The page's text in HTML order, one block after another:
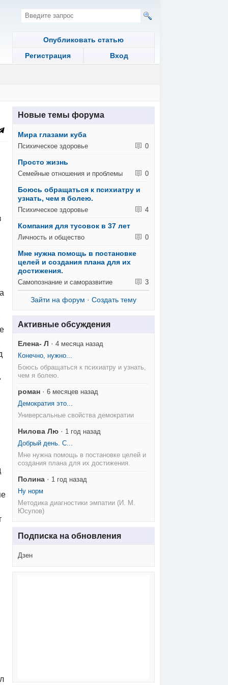
Опубликовать статью
Регистрация
Вход
Новые темы форума
Мира глазами куба
Психическое здоровье 0
Просто жизнь
Семейные отношения и проблемы 0
Боюсь обращаться к психиатру и
узнать, чем я болею.
Психическое здоровье 4
Компания для тусовок в 37 лет
Личность и общество 0
Мне нужна помощь в постановке
целей и создания плана для их
достижения.
Самопознание и саморазвитие 3
Зайти на форум · Создать тему
Активные обсуждения
Елена- Л ·4 месяца назад
Конечно, нужно...
Боюсь обращаться к психиатру и узнать,
чем я болею.
роман ·6 месяцев назад
Демократия это...
Универсальные свойства демократии
Нилова Лю · 1 год назад
Добрый день. С...
Мне нужна помощь в постановке целей и
создания плана для их достижения.
Полина · 1 год назад
Ну норм
Методика диагностики эмпатии (И. М.
Юсупов)
Подписка на обновления
Дзен